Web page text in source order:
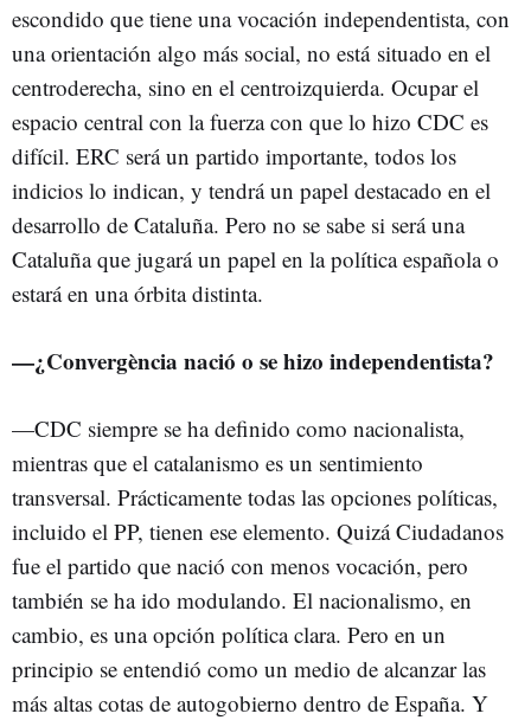
escondido que tiene una vocación independentista, con
una orientación algo más social, no está situado en el
centroderecha, sino en el centroizquierda. Ocupar el
espacio central con la fuerza con que lo hizo CDC es
difícil. ERC será un partido importante, todos los
indicios lo indican, y tendrá un papel destacado en el
desarrollo de Cataluña. Pero no se sabe si será una
Cataluña que jugará un papel en la política española o
estará en una órbita distinta.
—¿Convergència nació o se hizo independentista?
—CDC siempre se ha definido como nacionalista,
mientras que el catalanismo es un sentimiento
transversal. Prácticamente todas las opciones políticas,
incluido el PP, tienen ese elemento. Quizá Ciudadanos
fue el partido que nació con menos vocación, pero
también se ha ido modulando. El nacionalismo, en
cambio, es una opción política clara. Pero en un
principio se entendió como un medio de alcanzar las
más altas cotas de autogobierno dentro de España. Y